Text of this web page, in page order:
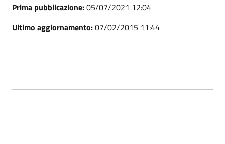
Prima pubblicazione:05/07/2021 12:04
Ultimo aggiornamento:07/02/2015 11:44